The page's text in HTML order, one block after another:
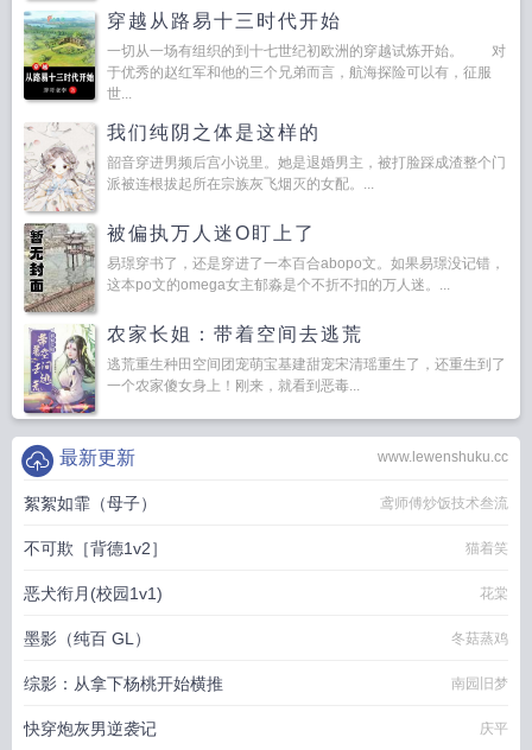
穿越从路易十三时代开始
一切从一场有组织的到十七世纪初欧洲的穿越试炼开始。 对
于优秀的赵红军和他的三个兄弟而言，航海探险可以有，征服
世...
我们纯阴之体是这样的
韶音穿进男频后宫小说里。她是退婚男主，被打脸踩成渣整个门
派被连根拔起所在宗族灰飞烟灭的女配。...
被偏执万人迷O盯上了
易璟穿书了，还是穿进了一本百合abopo文。如果易璟没记错，
这本po文的omega女主郁淼是个不折不扣的万人迷。...
农家长姐：带着空间去逃荒
逃荒重生种田空间团宠萌宝基建甜宠宋清瑶重生了，还重生到了
一个农家傻女身上！刚来，就看到恶毒...
www.lewenshuku.cc
最新更新
絮絮如霏（母子） 鸢师傅炒饭技术叁流
不可欺［背德1v2］ 猫着笑
恶犬衔月(校园1v1) 花棠
墨影（纯百 GL） 冬菇蒸鸡
综影：从拿下杨桃开始横推 南园旧梦
快穿炮灰男逆袭记 庆平